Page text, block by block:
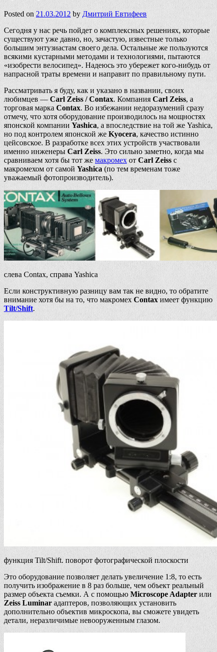
Posted on 21.03.2012 by Дмитрий Евтифеев
Сегодня у нас речь пойдет о комплексных решениях, которые
существуют уже давно, но, зачастую, известные только
большим энтузиастам своего дела. Остальные же пользуются
всякими кустарными методами и технологиями, пытаются
«изобрести велосипед». Надеюсь это убережет кого-нибудь от
напрасной траты времени и направит по правильному пути.
Рассматривать я буду, как и указано в названии, своих
любимцев —Carl Zeiss / Contax. Компания Carl Zeiss, а
торговая марка Contax. Во избежании недоразумений сразу
отмечу, что хотя оборудование производилось на мощностях
японской компании Yashica, а впоследствие на той же Yashica,
но под контролем японской же Kyocera, качество истинно
цейсовское. В разработке всех этих устройств участвовали
именно инженеры Carl Zeiss. Это сильно заметно, когда мы
сравниваем хотя бы тот же макромех от Carl Zeiss с
макромехом от самой Yashica (по тем временам тоже
уважаемый фотопроизводитель).
слева Contax, справа Yashica
Если конструктивную разницу вам так не видно, то обратите
внимание хотя бы на то, что макромех Contax имеет функцию
Tilt/Shift.
функция Tilt/Shift. поворот фотографической плоскости
Это оборудование позволяет делать увеличение 1:8, то есть
получить изображение в 8 раз больше, чем объект реальный
размер объекта съемки. А с помощью Microscope Adapter или
Zeiss Luminar адаптеров, позволяющих установить
дополнительно объектив микроскопа, вы сможете увидеть
детали, неразличимые невооруженным глазом.